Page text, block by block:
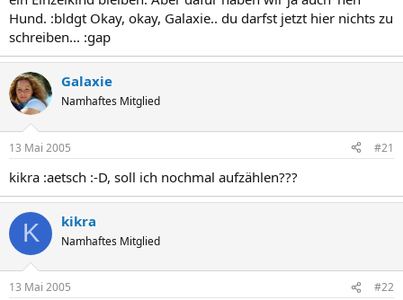
Hund. :bldgt Okay, okay, Galaxie.. du darfst jetzt hier nichts zu
schreiben... :gap
Galaxie
Namhaftes Mitglied
13 Mai 2005 #21
kikra :aetsch :-D, soll ich nochmal aufzählen???
K kikra
Namhaftes Mitglied
13 Mai 2005 #22